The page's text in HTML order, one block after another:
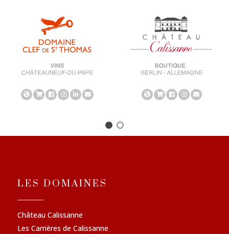
LES DOMAINES
Château Calissanne
Les Carrières de Calissanne